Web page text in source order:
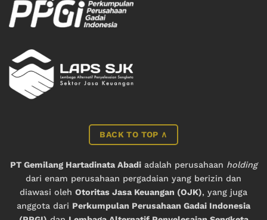
BACK TO TOP ∧
PT Gemilang Hartadinata Abadiadalah perusahaan holding
dari enam perusahaan pergadaian yang berizin dan
diawasi oleh Otoritas Jasa Keuangan (OJK), yang juga
anggota dari Perkumpulan Perusahaan Gadai Indonesia